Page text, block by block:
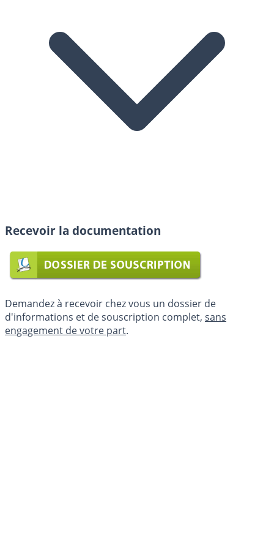
Recevoir la documentation
Demandez à recevoir chez vous un dossier de
d'informations et de souscription complet, sans
engagement de votre part.